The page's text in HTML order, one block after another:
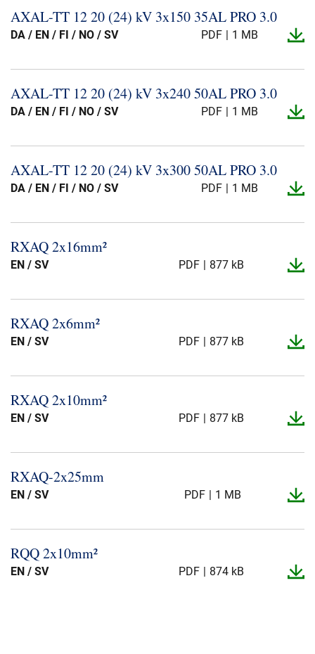
AXAL-​TT 12 20 (24) kV 3x150 35AL PRO 3.​0
DA / EN / FI / NO / SV PDF 1 MB
AXAL-​TT 12 20 (24) kV 3x240 50AL PRO 3.​0
DA / EN / FI / NO / SV PDF 1 MB
AXAL-​TT 12 20 (24) kV 3x300 50AL PRO 3.​0
DA / EN / FI / NO / SV PDF 1 MB
RXAQ 2x16mm²
EN / SV PDF 877 kB
RXAQ 2x6mm²
EN / SV PDF 877 kB
RXAQ 2x10mm²
EN / SV PDF 877 kB
RXAQ-​2x25mm
EN / SV PDF 1 MB
RQQ 2x10mm²
EN / SV PDF 874 kB